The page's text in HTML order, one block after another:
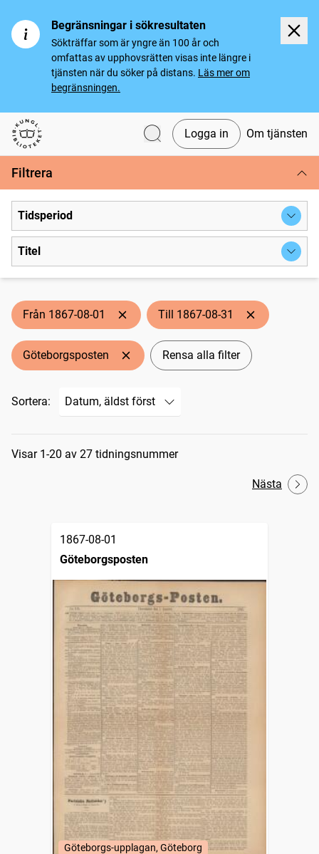
Begränsningar i sökresultaten
Sökträffar som är yngre än 100 år och
omfattas av upphovsrätten visas inte längre i
tjänsten när du söker på distans. Läs mer om
begränsningen.
Svenska tidningar
Logga in Om tjänsten
Filtrera
Tidsperiod
Titel
Från 1867-08-01 Till 1867-08-31
Göteborgsposten Rensa alla filter
Sortera:
Sökresultat
Visar 1-20 av 27 tidningsnummer
Nästa
1867-08-01
Göteborgsposten
Göteborgs-upplagan, Göteborg